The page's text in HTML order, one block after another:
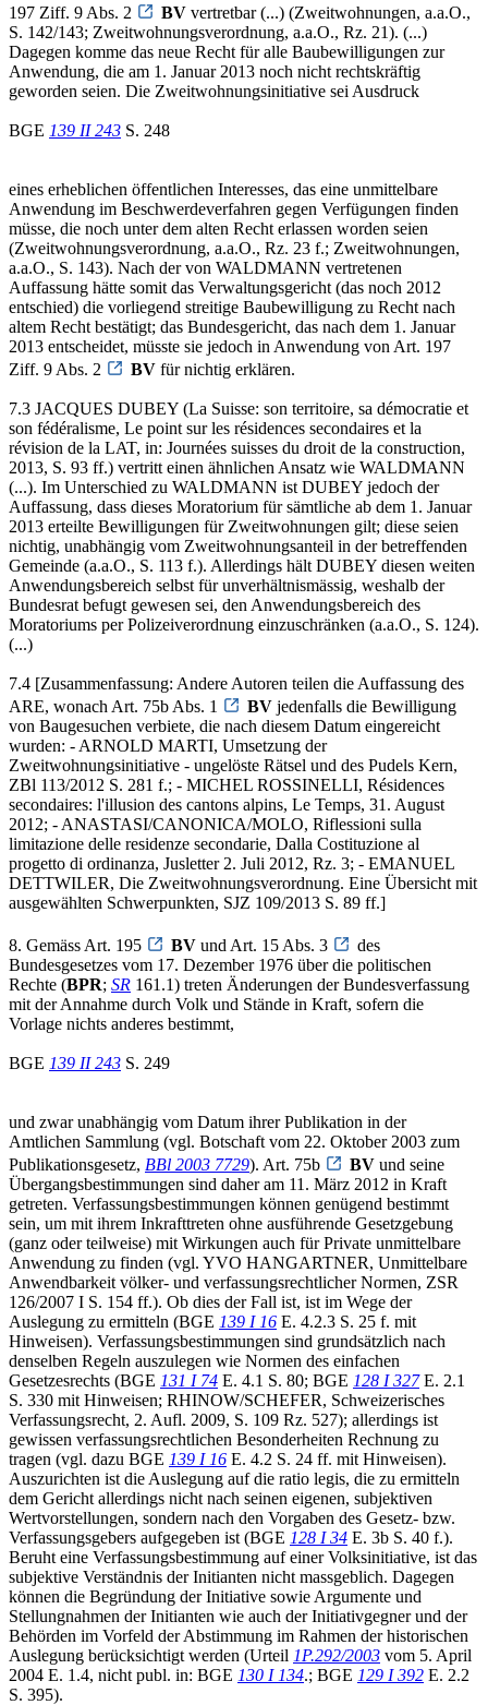
197 Ziff. 9 Abs. 2
BV vertretbar (...) (Zweitwohnungen, a.a.O.,
S. 142/143; Zweitwohnungsverordnung, a.a.O., Rz. 21). (...)
Dagegen komme das neue Recht für alle Baubewilligungen zur
Anwendung, die am 1. Januar 2013 noch nicht rechtskräftig
geworden seien. Die Zweitwohnungsinitiative sei Ausdruck
BGE 139 II 243 S. 248
eines erheblichen öffentlichen Interesses, das eine unmittelbare
Anwendung im Beschwerdeverfahren gegen Verfügungen finden
müsse, die noch unter dem alten Recht erlassen worden seien
(Zweitwohnungsverordnung, a.a.O., Rz. 23 f.; Zweitwohnungen,
a.a.O., S. 143). Nach der von WALDMANN vertretenen
Auffassung hätte somit das Verwaltungsgericht (das noch 2012
entschied) die vorliegend streitige Baubewilligung zu Recht nach
altem Recht bestätigt; das Bundesgericht, das nach dem 1. Januar
2013 entscheidet, müsste sie jedoch in Anwendung von Art. 197
Ziff. 9 Abs. 2
BV für nichtig erklären.
7.3 JACQUES DUBEY (La Suisse: son territoire, sa démocratie et
son fédéralisme, Le point sur les résidences secondaires et la
révision de la LAT, in: Journées suisses du droit de la construction,
2013, S. 93 ff.) vertritt einen ähnlichen Ansatz wie WALDMANN
(...). Im Unterschied zu WALDMANN ist DUBEY jedoch der
Auffassung, dass dieses Moratorium für sämtliche ab dem 1. Januar
2013 erteilte Bewilligungen für Zweitwohnungen gilt; diese seien
nichtig, unabhängig vom Zweitwohnungsanteil in der betreffenden
Gemeinde (a.a.O., S. 113 f.). Allerdings hält DUBEY diesen weiten
Anwendungsbereich selbst für unverhältnismässig, weshalb der
Bundesrat befugt gewesen sei, den Anwendungsbereich des
Moratoriums per Polizeiverordnung einzuschränken (a.a.O., S. 124).
(...)
7.4 [Zusammenfassung: Andere Autoren teilen die Auffassung des
ARE, wonach Art. 75b Abs. 1
BV jedenfalls die Bewilligung
von Baugesuchen verbiete, die nach diesem Datum eingereicht
wurden: - ARNOLD MARTI, Umsetzung der
Zweitwohnungsinitiative - ungelöste Rätsel und des Pudels Kern,
ZBl 113/2012 S. 281 f.; - MICHEL ROSSINELLI, Résidences
secondaires: l'illusion des cantons alpins, Le Temps, 31. August
2012; - ANASTASI/CANONICA/MOLO, Riflessioni sulla
limitazione delle residenze secondarie, Dalla Costituzione al
progetto di ordinanza, Jusletter 2. Juli 2012, Rz. 3; - EMANUEL
DETTWILER, Die Zweitwohnungsverordnung. Eine Übersicht mit
ausgewählten Schwerpunkten, SJZ 109/2013 S. 89 ff.]
8. Gemäss Art. 195 BV und Art. 15 Abs. 3
des
Bundesgesetzes vom 17. Dezember 1976 über die politischen
Rechte (BPR; SR 161.1) treten Änderungen der Bundesverfassung
mit der Annahme durch Volk und Stände in Kraft, sofern die
Vorlage nichts anderes bestimmt,
BGE 139 II 243 S. 249
und zwar unabhängig vom Datum ihrer Publikation in der
Amtlichen Sammlung (vgl. Botschaft vom 22. Oktober 2003 zum
Publikationsgesetz, BBl 2003 7729). Art. 75b BV und seine
Übergangsbestimmungen sind daher am 11. März 2012 in Kraft
getreten. Verfassungsbestimmungen können genügend bestimmt
sein, um mit ihrem Inkrafttreten ohne ausführende Gesetzgebung
(ganz oder teilweise) mit Wirkungen auch für Private unmittelbare
Anwendung zu finden (vgl. YVO HANGARTNER, Unmittelbare
Anwendbarkeit völker- und verfassungsrechtlicher Normen, ZSR
126/2007 I S. 154 ff.). Ob dies der Fall ist, ist im Wege der
Auslegung zu ermitteln (BGE 139 I 16 E. 4.2.3 S. 25 f. mit
Hinweisen). Verfassungsbestimmungen sind grundsätzlich nach
denselben Regeln auszulegen wie Normen des einfachen
Gesetzesrechts (BGE 131 I 74 E. 4.1 S. 80; BGE 128 I 327E. 2.1
S. 330 mit Hinweisen; RHINOW/SCHEFER, Schweizerisches
Verfassungsrecht, 2. Aufl. 2009, S. 109 Rz. 527); allerdings ist
gewissen verfassungsrechtlichen Besonderheiten Rechnung zu
tragen (vgl. dazu BGE 139 I 16 E. 4.2 S. 24 ff. mit Hinweisen).
Auszurichten ist die Auslegung auf die ratio legis, die zu ermitteln
dem Gericht allerdings nicht nach seinen eigenen, subjektiven
Wertvorstellungen, sondern nach den Vorgaben des Gesetz- bzw.
Verfassungsgebers aufgegeben ist (BGE 128 I 34 E. 3b S. 40 f.).
Beruht eine Verfassungsbestimmung auf einer Volksinitiative, ist das
subjektive Verständnis der Initianten nicht massgeblich. Dagegen
können die Begründung der Initiative sowie Argumente und
Stellungnahmen der Initianten wie auch der Initiativgegner und der
Behörden im Vorfeld der Abstimmung im Rahmen der historischen
Auslegung berücksichtigt werden (Urteil 1P.292/2003 vom 5. April
2004 E. 1.4, nicht publ. in: BGE 130 I 134.; BGE 129 I 392 E. 2.2
S. 395).